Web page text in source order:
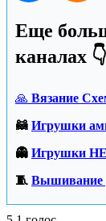
Еще
каналах 👇
🙏 Вязание
🦝 Игрушки
👻 Игрушки НЕ
🧵 Вышивание